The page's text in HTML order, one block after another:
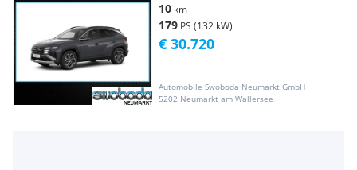
10 km
179 PS (132 kW)
Automobile Swoboda Neumarkt GmbH
5202 Neumarkt am Wallersee
€ 30.720